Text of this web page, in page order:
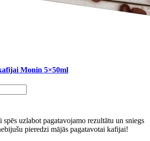
Monin 5×50ml
uzlabot pagatavojamo rezultātu un sniegs
pieredzi mājās pagatavotai kafijai!